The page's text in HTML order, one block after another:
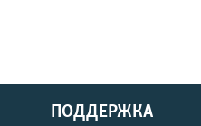
ПОДДЕРЖКА